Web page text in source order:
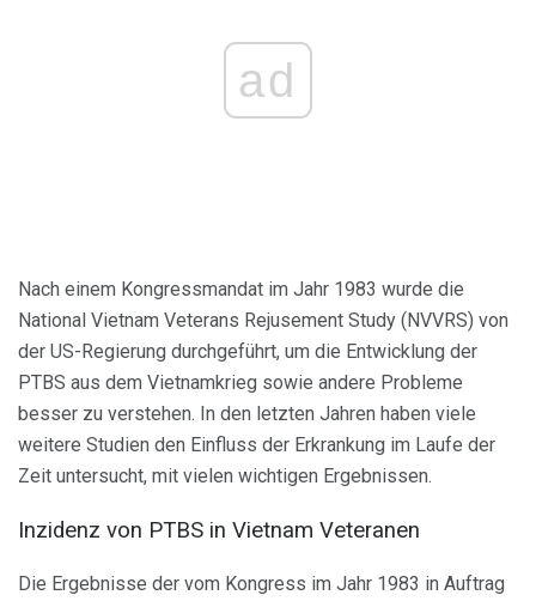
ad
Nach einem Kongressmandat im Jahr 1983 wurde die
National Vietnam Veterans Rejusement Study (NVVRS) von
der US-Regierung durchgeführt, um die Entwicklung der
PTBS aus dem Vietnamkrieg sowie andere Probleme
besser zu verstehen. In den letzten Jahren haben viele
weitere Studien den Einfluss der Erkrankung im Laufe der
Zeit untersucht, mit vielen wichtigen Ergebnissen.
Inzidenz von PTBS in Vietnam Veteranen
Die Ergebnisse der vom Kongress im Jahr 1983 in Auftrag